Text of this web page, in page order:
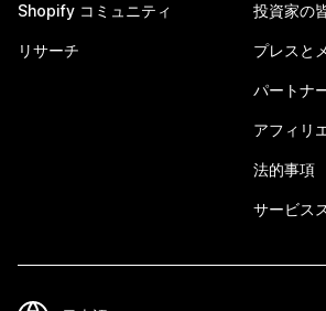
Shopify コミュニティ
リサーチ
投資家の
プレスと
パートナ
アフィリ
法的事項
サービス